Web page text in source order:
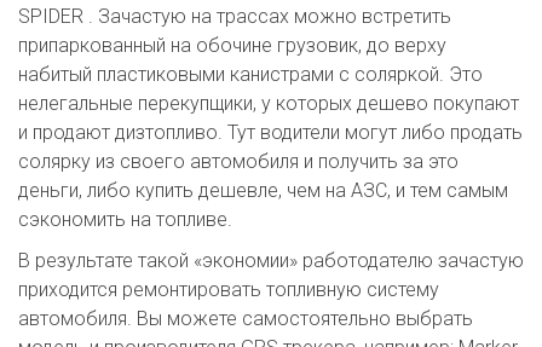
SPIDER . Зачастую на трассах можно встретить
припаркованный на обочине грузовик, до верху
набитый пластиковыми канистрами с соляркой. Это
нелегальные перекупщики, у которых дешево покупают
и продают дизтопливо. Тут водители могут либо продать
солярку из своего автомобиля и получить за это
деньги, либо купить дешевле, чем на АЗС, и тем самым
сэкономить на топливе.
В результате такой «экономии» работодателю зачастую
приходится ремонтировать топливную систему
автомобиля. Вы можете самостоятельно выбрать